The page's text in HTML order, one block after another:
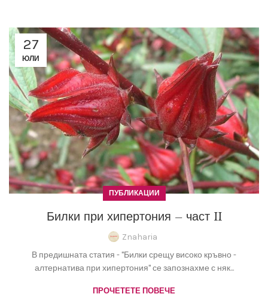
27
ЮЛИ
ПУБЛИКАЦИИ
Билки при хипертония – част II
Znaharia
В предишната статия - "Билки срещу високо кръвно -
алтернатива при хипертония" се запознахме с няк...
ПРОЧЕТЕТЕ ПОВЕЧЕ